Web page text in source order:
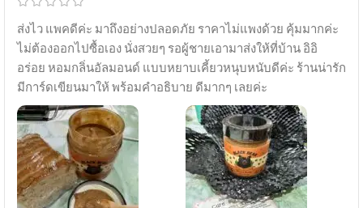
ส่งไว แพคดีค่ะ มาถึงอย่างปลอดภัย ราคาไม่แพงด้วย คุ้มมากค่ะ
ไม่ต้องออกไปซื้อเอง นั่งสวยๆ รอผู้ชายเอามาส่งให้ที่บ้าน อิอิ
อร่อย หอมกลิ่นอัลมอนด์ แบบหยาบเคี้ยวหนุบหนับดีค่ะ ร้านน่ารัก
มีการ์ดเขียนมาให้ พร้อมคำอธิบาย ดีมากๆ เลยค่ะ